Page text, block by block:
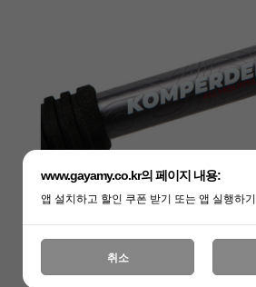
www.gayamy.co.kr의 페이지 내용:
앱 설치하고 할인 쿠폰 받기 또는 앱 실행하기
취소